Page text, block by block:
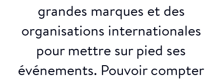
grandes marques et des
organisations internationales
pour mettre sur pied ses
événements. Pouvoir compter